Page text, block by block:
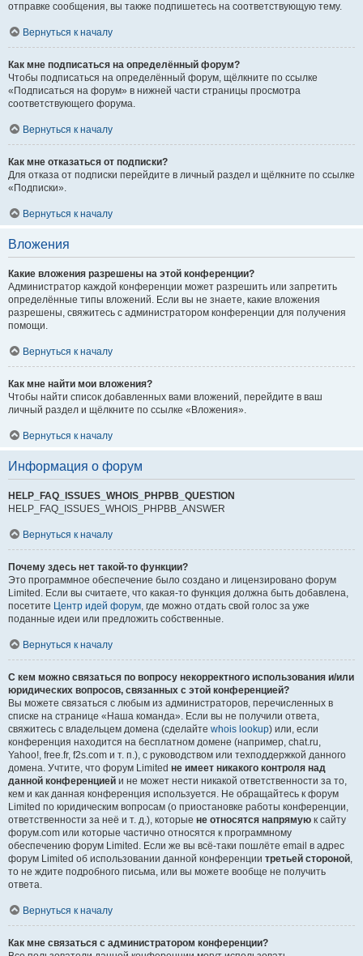
отправке сообщения, вы также подпишетесь на соответствующую тему.
Вернуться к началу
Как мне подписаться на определённый форум?
Чтобы подписаться на определённый форум, щёлкните по ссылке
«Подписаться на форум» в нижней части страницы просмотра
соответствующего форума.
Вернуться к началу
Как мне отказаться от подписки?
Для отказа от подписки перейдите в личный раздел и щёлкните по ссылке
«Подписки».
Вернуться к началу
Вложения
Какие вложения разрешены на этой конференции?
Администратор каждой конференции может разрешить или запретить
определённые типы вложений. Если вы не знаете, какие вложения
разрешены, свяжитесь с администратором конференции для получения
помощи.
Вернуться к началу
Как мне найти мои вложения?
Чтобы найти список добавленных вами вложений, перейдите в ваш
личный раздел и щёлкните по ссылке «Вложения».
Вернуться к началу
Информация о форум
HELP_FAQ_ISSUES_WHOIS_PHPBB_QUESTION
HELP_FAQ_ISSUES_WHOIS_PHPBB_ANSWER
Вернуться к началу
Почему здесь нет такой-то функции?
Это программное обеспечение было создано и лицензировано форум
Limited. Если вы считаете, что какая-то функция должна быть добавлена,
посетите Центр идей форум, где можно отдать свой голос за уже
поданные идеи или предложить собственные.
Вернуться к началу
С кем можно связаться по вопросу некорректного использования и/или
юридических вопросов, связанных с этой конференцией?
Вы можете связаться с любым из администраторов, перечисленных в
списке на странице «Наша команда». Если вы не получили ответа,
свяжитесь с владельцем домена (сделайте whois lookup) или, если
конференция находится на бесплатном домене (например, chat.ru,
Yahoo!, free.fr, f2s.com и т. п.), с руководством или техподдержкой данного
домена. Учтите, что форум Limited не имеет никакого контроля над
данной конференцией и не может нести никакой ответственности за то,
кем и как данная конференция используется. Не обращайтесь к форум
Limited по юридическим вопросам (о приостановке работы конференции,
ответственности за неё и т. д.), которые не относятся напрямую к сайту
форум.com или которые частично относятся к программному
обеспечению форум Limited. Если же вы всё-таки пошлёте email в адрес
форум Limited об использовании данной конференции третьей стороной,
то не ждите подробного письма, или вы можете вообще не получить
ответа.
Вернуться к началу
Как мне связаться с администратором конференции?